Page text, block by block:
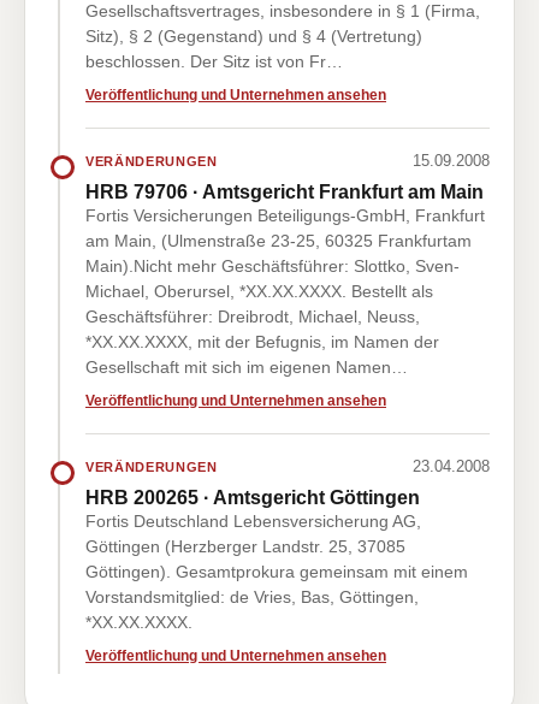
Gesellschaftsvertrages, insbesondere in § 1 (Firma,
Sitz), § 2 (Gegenstand) und § 4 (Vertretung)
beschlossen. Der Sitz ist von Fr…
Veröffentlichung und Unternehmen ansehen
VERÄNDERUNGEN 15.09.2008
HRB 79706 · Amtsgericht Frankfurt am Main
Fortis Versicherungen Beteiligungs-GmbH, Frankfurt
am Main, (Ulmenstraße 23-25, 60325 Frankfurtam
Main).Nicht mehr Geschäftsführer: Slottko, Sven-
Michael, Oberursel, *XX.XX.XXXX. Bestellt als
Geschäftsführer: Dreibrodt, Michael, Neuss,
*XX.XX.XXXX, mit der Befugnis, im Namen der
Gesellschaft mit sich im eigenen Namen…
Veröffentlichung und Unternehmen ansehen
VERÄNDERUNGEN 23.04.2008
HRB 200265 · Amtsgericht Göttingen
Fortis Deutschland Lebensversicherung AG,
Göttingen (Herzberger Landstr. 25, 37085
Göttingen). Gesamtprokura gemeinsam mit einem
Vorstandsmitglied: de Vries, Bas, Göttingen,
*XX.XX.XXXX.
Veröffentlichung und Unternehmen ansehen